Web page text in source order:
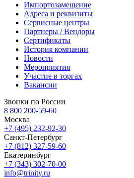
Импортозамещение
Адреса и реквизиты
Сервисные центры
Партнеры / Вендоры
Сертификаты
История компании
Новости
Мероприятия
Участие в торгах
Вакансии
Звонки по России
8 800 200-59-60
Москва
+7 (495) 232-92-30
Санкт-Петербург
+7 (812) 327-59-60
Екатеринбург
+7 (343) 302-70-00
info@trinity.ru